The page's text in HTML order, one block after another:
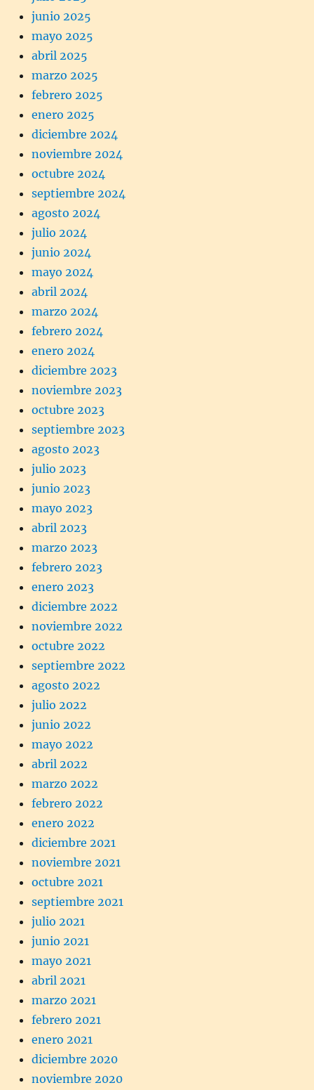
junio 2025
mayo 2025
abril 2025
marzo 2025
febrero 2025
enero 2025
diciembre 2024
noviembre 2024
octubre 2024
septiembre 2024
agosto 2024
julio 2024
junio 2024
mayo 2024
abril 2024
marzo 2024
febrero 2024
enero 2024
diciembre 2023
noviembre 2023
octubre 2023
septiembre 2023
agosto 2023
julio 2023
junio 2023
mayo 2023
abril 2023
marzo 2023
febrero 2023
enero 2023
diciembre 2022
noviembre 2022
octubre 2022
septiembre 2022
agosto 2022
julio 2022
junio 2022
mayo 2022
abril 2022
marzo 2022
febrero 2022
enero 2022
diciembre 2021
noviembre 2021
octubre 2021
septiembre 2021
julio 2021
junio 2021
mayo 2021
abril 2021
marzo 2021
febrero 2021
enero 2021
diciembre 2020
noviembre 2020